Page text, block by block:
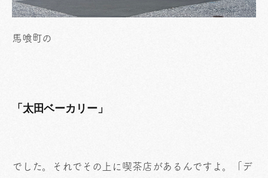
馬喰町の
「太田ベーカリー」
でした。それでその上に喫茶店があるんですよ。「デ